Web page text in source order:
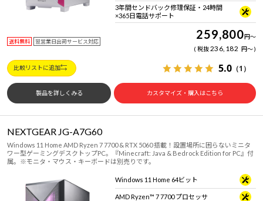
3年間センドバック修理保証・24時間
×365日電話サポート
送料無料 翌営業日出荷サービス対応 259,800円～
税抜236,182 円～
比較リストに追加 5.0 （1）
製品を詳しくみる カスタマイズ・購入はこちら
NEXTGEAR JG-A7G60
Windows 11 Home AMD Ryzen 7 7700 & RTX 5060 搭載！設置場所に困らないミニタ
ワー型ゲーミングデスクトップPC。『Minecraft: Java & Bedrock Edition for PC』付
属。※モニタ・マウス・キーボードは別売りです。
Windows 11 Home 64ビット
AMD Ryzen™ 7 7700 プロセッサ